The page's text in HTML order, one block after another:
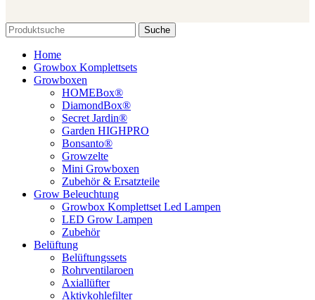
Suche
Home
Growbox Komplettsets
Growboxen
HOMEBox®
DiamondBox®
Secret Jardin®
Garden HIGHPRO
Bonsanto®
Growzelte
Mini Growboxen
Zubehör & Ersatzteile
Grow Beleuchtung
Growbox Komplettset Led Lampen
LED Grow Lampen
Zubehör
Belüftung
Belüftungssets
Rohrventilaroen
Axiallüfter
Aktivkohlefilter